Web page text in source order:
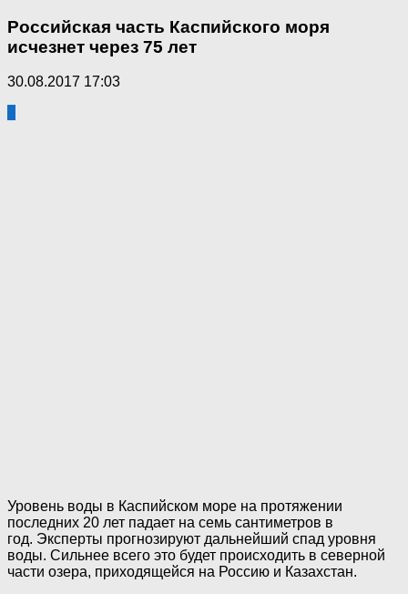
Российская часть Каспийского моря
исчезнет через 75 лет
30.08.2017 17:03
Уровень воды в Каспийском море на протяжении
последних 20 лет падает на семь сантиметров в
год. Эксперты прогнозируют дальнейший спад уровня
воды. Сильнее всего это будет происходить в северной
части озера, приходящейся на Россию и Казахстан.